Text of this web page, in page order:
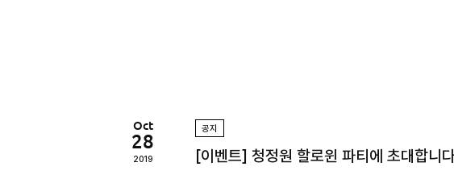
Oct
28
2019
공지
[이벤트] 청정원 할로윈 파티에 초대합니